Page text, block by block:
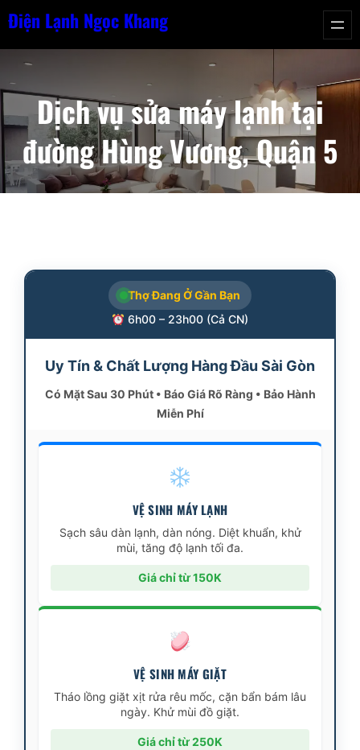
Chuyển
nội
Điện Lạnh Ngọc Khang
Dịch vụ sửa máy lạnh tại
đường Hùng Vương, Quận 5
Thợ Đang Ở Gần Bạn
6h00 – 23h00 (Cả CN)
Uy Tín & Chất Lượng Hàng Đầu Sài Gòn
Có Mặt Sau 30 Phút • Báo Giá Rõ Ràng • Bảo Hành
Miễn Phí
VỆ SINH MÁY LẠNH
Sạch sâu dàn lạnh, dàn nóng. Diệt khuẩn, khử
mùi, tăng độ lạnh tối đa.
Giá chỉ từ 150K
VỆ SINH MÁY GIẶT
Tháo lồng giặt xịt rửa rêu mốc, cặn bẩn bám lâu
ngày. Khử mùi đồ giặt.
Giá chỉ từ 250K